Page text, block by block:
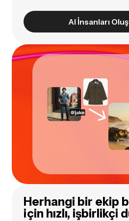
AI İnsanları
Herhangi bir ekip
için hızlı, işbirlikçi